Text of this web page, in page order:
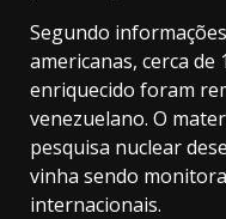
Segundo
americanas, cerca
enriquecido foram
venezuelano. O
pesquisa nuclear
vinha sendo
internacionais.